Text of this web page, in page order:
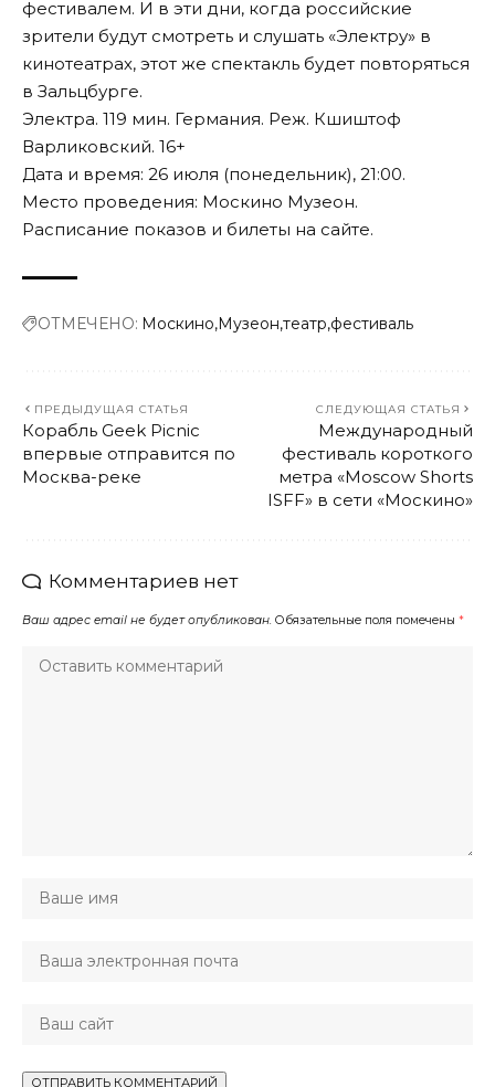
фестивалем. И в эти дни, когда российские
зрители будут смотреть и слушать «Электру» в
кинотеатрах, этот же спектакль будет повторяться
в Зальцбурге.
Электра. 119 мин. Германия. Реж. Кшиштоф
Варликовский. 16+
Дата и время: 26 июля (понедельник), 21:00.
Место проведения: Москино Музеон.
Расписание показов и билеты на сайте.
ОТМЕЧЕНО: Москино Музеон театр фестиваль
ПРЕДЫДУЩАЯ СТАТЬЯ
Корабль Geek Picnic
впервые отправится по
Москва-реке
СЛЕДУЮЩАЯ СТАТЬЯ
Международный
фестиваль короткого
метра «Moscow Shorts
ISFF» в сети «Москино»
Комментариев нет
Ваш адрес email не будет опубликован. Обязательные поля помечены *